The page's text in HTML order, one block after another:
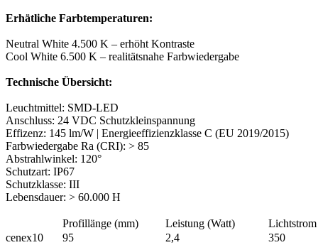
Erhätliche Farbtemperaturen:
Neutral White 4.500 K – erhöht Kontraste
Cool White 6.500 K – realitätsnahe Farbwiedergabe
Technische Übersicht:
Leuchtmittel: SMD-LED
Anschluss: 24 VDC Schutzkleinspannung
Effizenz: 145 lm/W | Energieeffizienzklasse C (EU 2019/2015)
Farbwiedergabe Ra (CRI): > 85
Abstrahlwinkel: 120°
Schutzart: IP67
Schutzklasse: III
Lebensdauer: > 60.000 H
Profillänge (mm) Leistung (Watt)
cenex10
95 2,4
350